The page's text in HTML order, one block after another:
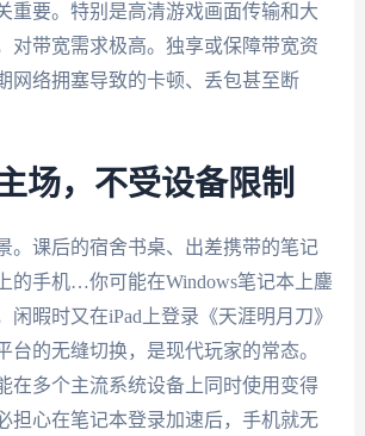
重要。特别是高清游戏画面传输和大
对带宽需求极高。独享或保障带宽资
网络拥塞导致的卡顿、丢包甚至断
场，不受设备限制
。课后的宿舍书桌、出差携带的笔记
的手机…你可能在Windows笔记本上鏖
闲暇时又在iPad上登录《天涯明月刀》
台的无缝切换，是现代玩家的常态。
在多个主流系统设备上同时使用变得
担心在笔记本登录加速后，手机就无